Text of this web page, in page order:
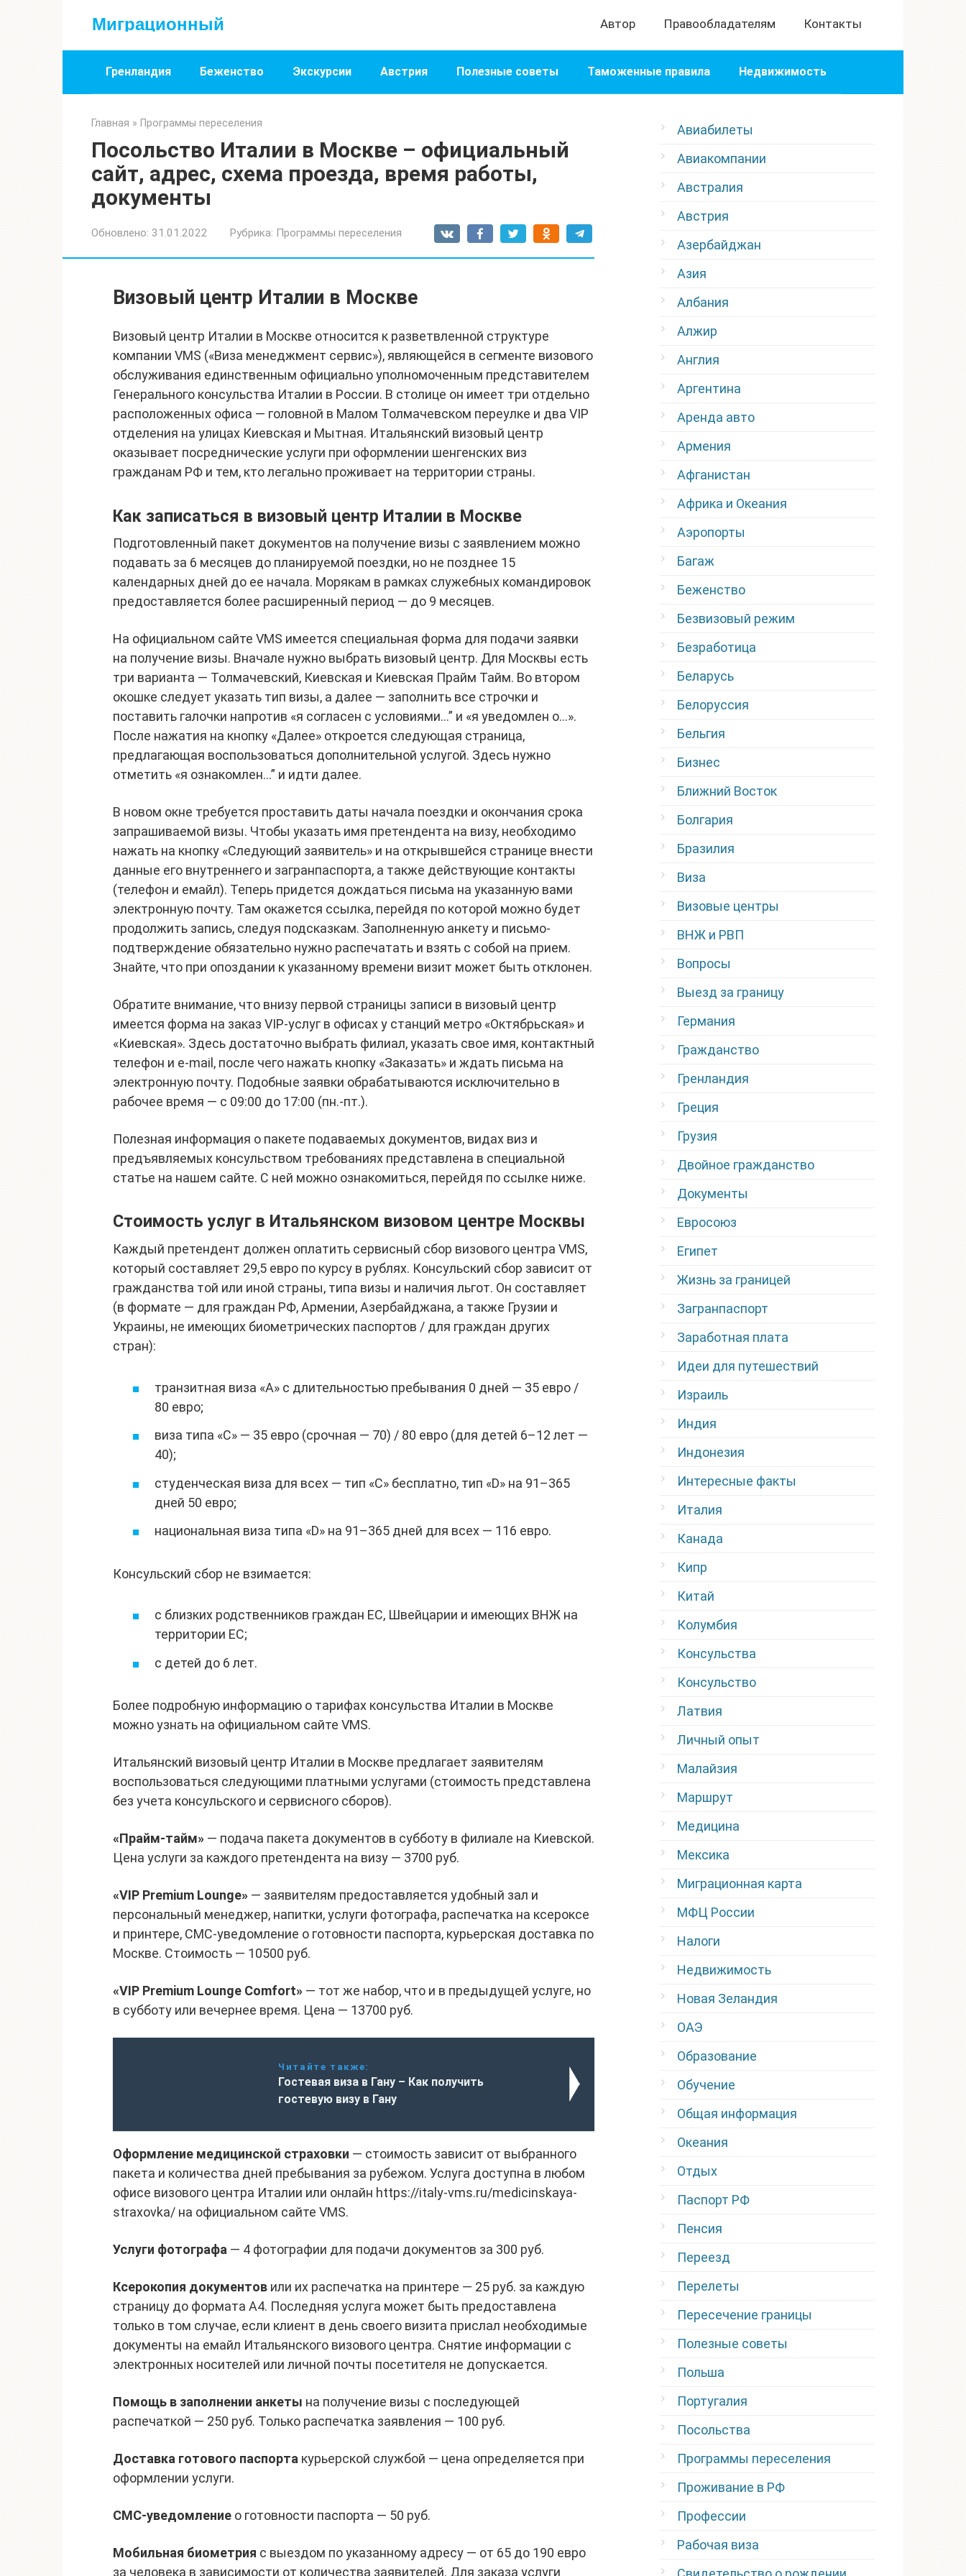
Миграционный Автор Правообладателям Контакты
Гренландия Беженство Экскурсии Австрия Полезные советы Таможенные правила Недвижимость
Главная » Программы переселения
Посольство Италии в Москве – официальный
сайт, адрес, схема проезда, время работы,
документы
Обновлено: 31.01.2022 Рубрика: Программы переселения
Визовый центр Италии в Москве
Визовый центр Италии в Москве относится к разветвленной структуре
компании VMS («Виза менеджмент сервис»), являющейся в сегменте визового
обслуживания единственным официально уполномоченным представителем
Генерального консульства Италии в России. В столице он имеет три отдельно
расположенных офиса — головной в Малом Толмачевском переулке и два VIP
отделения на улицах Киевская и Мытная. Итальянский визовый центр
оказывает посреднические услуги при оформлении шенгенских виз
гражданам РФ и тем, кто легально проживает на территории страны.
Как записаться в визовый центр Италии в Москве
Подготовленный пакет документов на получение визы с заявлением можно
подавать за 6 месяцев до планируемой поездки, но не позднее 15
календарных дней до ее начала. Морякам в рамках служебных командировок
предоставляется более расширенный период — до 9 месяцев.
На официальном сайте VMS имеется специальная форма для подачи заявки
на получение визы. Вначале нужно выбрать визовый центр. Для Москвы есть
три варианта — Толмачевский, Киевская и Киевская Прайм Тайм. Во втором
окошке следует указать тип визы, а далее — заполнить все строчки и
поставить галочки напротив «я согласен с условиями…” и «я уведомлен о…».
После нажатия на кнопку «Далее» откроется следующая страница,
предлагающая воспользоваться дополнительной услугой. Здесь нужно
отметить «я ознакомлен…” и идти далее.
В новом окне требуется проставить даты начала поездки и окончания срока
запрашиваемой визы. Чтобы указать имя претендента на визу, необходимо
нажать на кнопку «Следующий заявитель» и на открывшейся странице внести
данные его внутреннего и загранпаспорта, а также действующие контакты
(телефон и емайл). Теперь придется дождаться письма на указанную вами
электронную почту. Там окажется ссылка, перейдя по которой можно будет
продолжить запись, следуя подсказкам. Заполненную анкету и письмо-
подтверждение обязательно нужно распечатать и взять с собой на прием.
Знайте, что при опоздании к указанному времени визит может быть отклонен.
Обратите внимание, что внизу первой страницы записи в визовый центр
имеется форма на заказ VIP-услуг в офисах у станций метро «Октябрьская» и
«Киевская». Здесь достаточно выбрать филиал, указать свое имя, контактный
телефон и e-mail, после чего нажать кнопку «Заказать» и ждать письма на
электронную почту. Подобные заявки обрабатываются исключительно в
рабочее время — с 09:00 до 17:00 (пн.-пт.).
Полезная информация о пакете подаваемых документов, видах виз и
предъявляемых консульством требованиях представлена в специальной
статье на нашем сайте. С ней можно ознакомиться, перейдя по ссылке ниже.
Стоимость услуг в Итальянском визовом центре Москвы
Каждый претендент должен оплатить сервисный сбор визового центра VMS,
который составляет 29,5 евро по курсу в рублях. Консульский сбор зависит от
гражданства той или иной страны, типа визы и наличия льгот. Он составляет
(в формате — для граждан РФ, Армении, Азербайджана, а также Грузии и
Украины, не имеющих биометрических паспортов / для граждан других
стран):
транзитная виза «А» с длительностью пребывания 0 дней — 35 евро /
80 евро;
виза типа «С» — 35 евро (срочная — 70) / 80 евро (для детей 6–12 лет —
40);
студенческая виза для всех — тип «С» бесплатно, тип «D» на 91–365
дней 50 евро;
национальная виза типа «D» на 91–365 дней для всех — 116 евро.
Консульский сбор не взимается:
с близких родственников граждан ЕС, Швейцарии и имеющих ВНЖ на
территории ЕС;
с детей до 6 лет.
Более подробную информацию о тарифах консульства Италии в Москве
можно узнать на официальном сайте VMS.
Итальянский визовый центр Италии в Москве предлагает заявителям
воспользоваться следующими платными услугами (стоимость представлена
без учета консульского и сервисного сборов).
«Прайм-тайм» — подача пакета документов в субботу в филиале на Киевской.
Цена услуги за каждого претендента на визу — 3700 руб.
«VIP Premium Lounge» — заявителям предоставляется удобный зал и
персональный менеджер, напитки, услуги фотографа, распечатка на ксероксе
и принтере, СМС-уведомление о готовности паспорта, курьерская доставка по
Москве. Стоимость — 10500 руб.
«VIP Premium Lounge Comfort» — тот же набор, что и в предыдущей услуге, но
в субботу или вечернее время. Цена — 13700 руб.
Читайте также:
Гостевая виза в Гану – Как получить
гостевую визу в Гану
Оформление медицинской страховки — стоимость зависит от выбранного
пакета и количества дней пребывания за рубежом. Услуга доступна в любом
офисе визового центра Италии или онлайн https://italy-vms.ru/medicinskaya-
straxovka/ на официальном сайте VMS.
Услуги фотографа — 4 фотографии для подачи документов за 300 руб.
Ксерокопия документов или их распечатка на принтере — 25 руб. за каждую
страницу до формата А4. Последняя услуга может быть предоставлена
только в том случае, если клиент в день своего визита прислал необходимые
документы на емайл Итальянского визового центра. Снятие информации с
электронных носителей или личной почты посетителя не допускается.
Помощь в заполнении анкеты на получение визы с последующей
распечаткой — 250 руб. Только распечатка заявления — 100 руб.
Доставка готового паспорта курьерской службой — цена определяется при
оформлении услуги.
СМС-уведомление о готовности паспорта — 50 руб.
Мобильная биометрия с выездом по указанному адресу — от 65 до 190 евро
за человека в зависимости от количества заявителей. Для заказа услуги
Авиабилеты
Авиакомпании
Австралия
Австрия
Азербайджан
Азия
Албания
Алжир
Англия
Аргентина
Аренда авто
Армения
Афганистан
Африка и Океания
Аэропорты
Багаж
Беженство
Безвизовый режим
Безработица
Беларусь
Белоруссия
Бельгия
Бизнес
Ближний Восток
Болгария
Бразилия
Виза
Визовые центры
ВНЖ и РВП
Вопросы
Выезд за границу
Германия
Гражданство
Гренландия
Греция
Грузия
Двойное гражданство
Документы
Евросоюз
Египет
Жизнь за границей
Загранпаспорт
Заработная плата
Идеи для путешествий
Израиль
Индия
Индонезия
Интересные факты
Италия
Канада
Кипр
Китай
Колумбия
Консульства
Консульство
Латвия
Личный опыт
Малайзия
Маршрут
Медицина
Мексика
Миграционная карта
МФЦ России
Налоги
Недвижимость
Новая Зеландия
ОАЭ
Образование
Обучение
Общая информация
Океания
Отдых
Паспорт РФ
Пенсия
Переезд
Перелеты
Пересечение границы
Полезные советы
Польша
Португалия
Посольства
Программы переселения
Проживание в РФ
Профессии
Рабочая виза